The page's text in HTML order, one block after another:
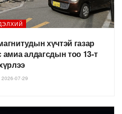
хүчтэй газар
алдагсдын тоо 13-т
2026-07-29